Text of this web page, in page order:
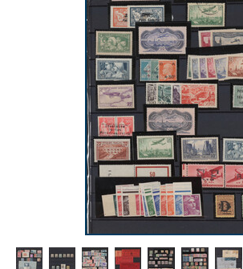
80 jarig bestaan